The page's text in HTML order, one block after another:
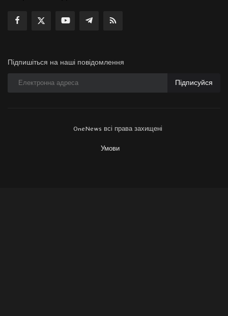
Підпишіться на наші повідомлення
Підписуйся
OneNews всі права захищені
Умови